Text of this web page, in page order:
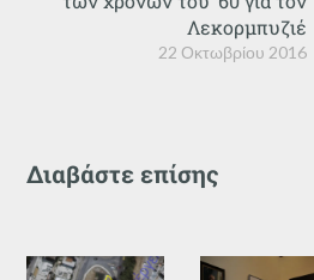
22 Οκτωβρίου 2016
Λεκορμπυζιέ
Διαβάστε επίσης